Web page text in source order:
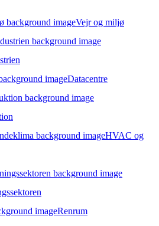
Vejr og miljø
Datacentre
HVAC og
Renrum